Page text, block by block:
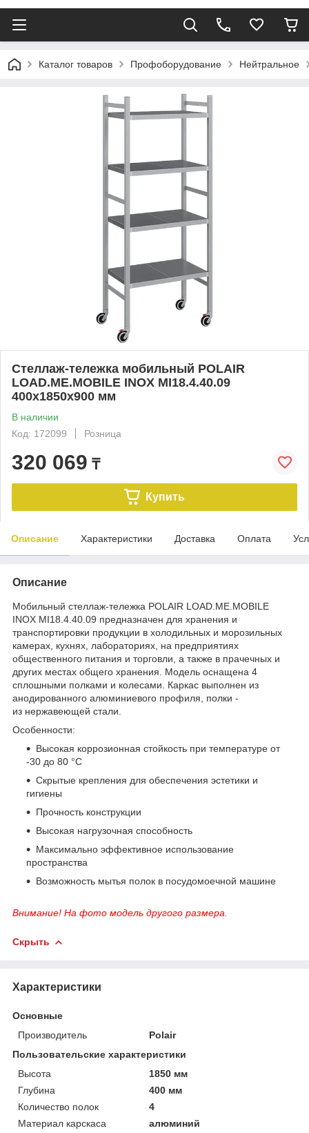
Каталог товаров Профоборудование Нейтральное
Стеллаж-тележка мобильный POLAIR
LOAD.ME.MOBILE INOX МI18.4.40.09
400х1850х900 мм
В наличии
Код: 172099
Розница
320 069 ₸
Купить
Описание Характеристики Доставка Оплата
Описание
Мобильный стеллаж-тележка POLAIR LOAD.ME.MOBILE
INOX МI18.4.40.09 предназначен для хранения и
транспортировки продукции в холодильных и морозильных
камерах, кухнях, лабораториях, на предприятиях
общественного питания и торговли, а также в прачечных и
других местах общего хранения. Модель оснащена 4
сплошными полками и колесами. Каркас выполнен из
анодированного алюминиевого профиля, полки -
из нержавеющей стали.
Особенности:
Высокая коррозионная стойкость при температуре от
-30 до 80 °С
Скрытые крепления для обеспечения эстетики и
гигиены
Прочность конструкции
Высокая нагрузочная способность
Максимально эффективное использование
пространства
Возможность мытья полок в посудомоечной машине
Внимание! На фото модель другого размера.
Скрыть
Характеристики
Основные
Производитель
Polair
Пользовательские характеристики
Высота
1850 мм
Глубина
400 мм
Количество полок
4
Материал карскаса
алюминий